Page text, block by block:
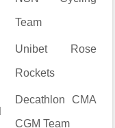
Team
Unibet Rose
Rockets
Decathlon CMA
CGM Team